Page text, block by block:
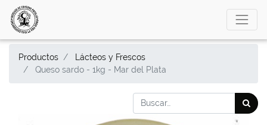
Productos
Lácteos y Frescos
Queso sardo - 1kg - Mar del Plata